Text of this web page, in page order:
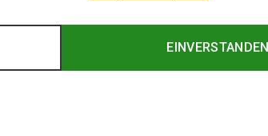
EINVERSTANDEN